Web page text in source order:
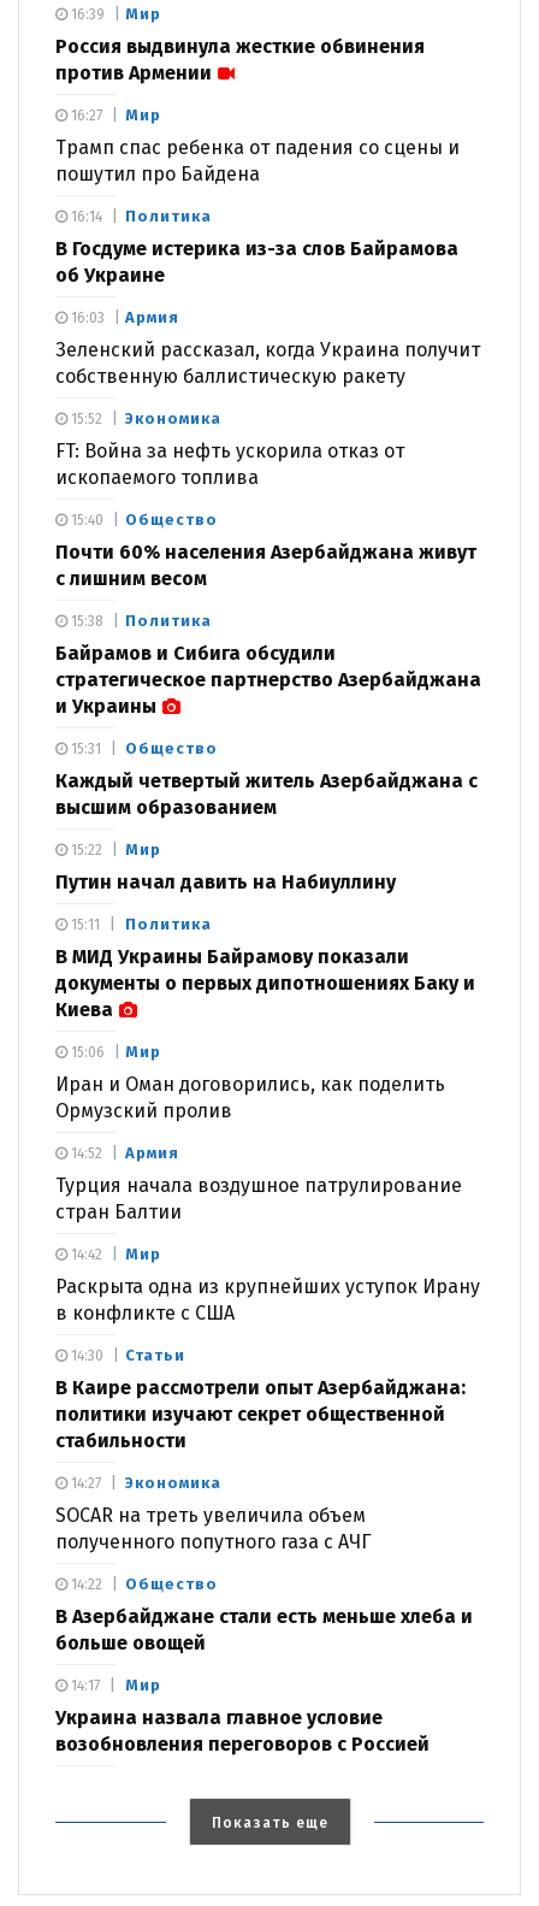
Мир
Россия выдвинула жесткие обвинения
против Армении
16:39
Мир
Трамп спас ребенка от падения со сцены и
пошутил про Байдена
16:27
Политика
В Госдуме истерика из-за слов Байрамова
об Украине
16:14
Армия
Зеленский рассказал, когда Украина получит
собственную баллистическую ракету
16:03
Экономика
FT: Война за нефть ускорила отказ от
ископаемого топлива
15:52
Общество
Почти 60% населения Азербайджана живут
с лишним весом
15:40
Политика
Байрамов и Сибига обсудили
стратегическое партнерство Азербайджана
и Украины
15:38
Общество
Каждый четвертый житель Азербайджана с
высшим образованием
15:31
Мир
Путин начал давить на Набиуллину
15:22
Политика
В МИД Украины Байрамову показали
документы о первых дипотношениях Баку и
Киева
15:11
Мир
Иран и Оман договорились, как поделить
Ормузский пролив
15:06
Армия
Турция начала воздушное патрулирование
стран Балтии
14:52
Мир
Раскрыта одна из крупнейших уступок Ирану
в конфликте с США
14:42
Статьи
В Каире рассмотрели опыт Азербайджана:
политики изучают секрет общественной
стабильности
14:30
Экономика
SOCAR на треть увеличила объем
полученного попутного газа с АЧГ
14:27
Общество
В Азербайджане стали есть меньше хлеба и
больше овощей
14:22
Мир
Украина назвала главное условие
возобновления переговоров с Россией
14:17
Показать еще